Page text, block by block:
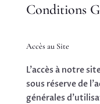
Conditions
Accès au Site
L’accès à notre
sous réserve de
générales